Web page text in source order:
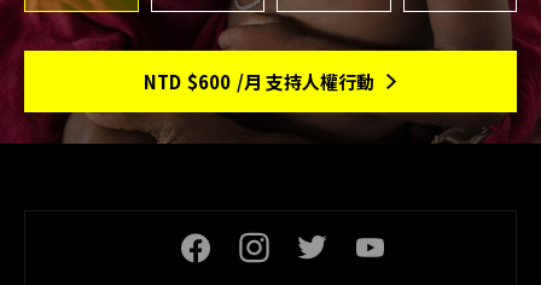
NTD $600 /月 支持人權行動
頁尾社交連結